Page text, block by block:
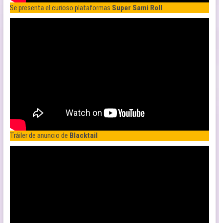
Se presenta el curioso plataformas Super Sami Roll
Tráiler de anuncio de Blacktail